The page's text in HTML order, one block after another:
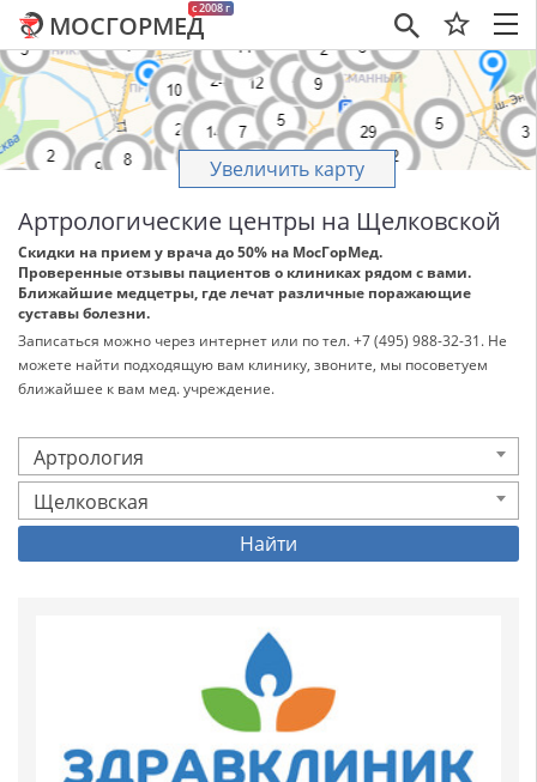
×
c 2008 г
МОСГОРМЕД
Увеличить карту
Артрологические центры на Щелковской
Скидки на прием у врача до 50% на МосГорМед.
Проверенные отзывы пациентов о клиниках рядом с вами.
Ближайшие медцетры, где лечат различные поражающие
суставы болезни.
Записаться можно через интернет или по тел. +7 (495) 988-32-31. Не
можете найти подходящую вам клинику, звоните, мы посоветуем
ближайшее к вам мед. учреждение.
Артрология
Щелковская
Найти